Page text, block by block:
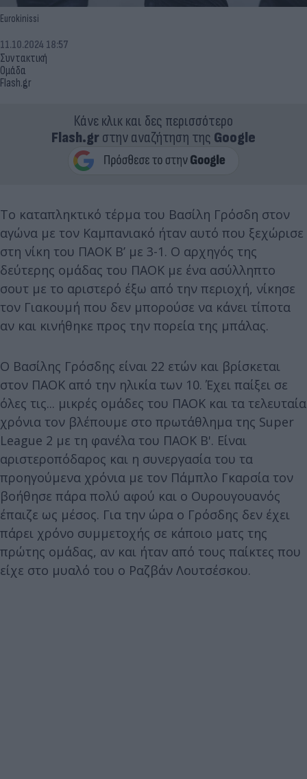
Eurokinissi
Συντακτική
Ομάδα
Flash.gr
11.10.2024 18:57
Κάνε κλικ και δες περισσότερο
Flash.grστην αναζήτηση της Google
Το καταπληκτικό τέρμα του Βασίλη Γρόσδη στον
αγώνα με τον Καμπανιακό ήταν αυτό που ξεχώρισε
στη νίκη του ΠΑΟΚ Β’ με 3-1. Ο αρχηγός της
δεύτερης ομάδας του ΠΑΟΚ με ένα ασύλληπτο
σουτ με το αριστερό έξω από την περιοχή, νίκησε
τον Γιακουμή που δεν μπορούσε να κάνει τίποτα
αν και κινήθηκε προς την πορεία της μπάλας.
Ο Βασίλης Γρόσδης είναι 22 ετών και βρίσκεται
στον ΠΑΟΚ από την ηλικία των 10. Έχει παίξει σε
όλες τις... μικρές ομάδες του ΠΑΟΚ και τα τελευταία
χρόνια τον βλέπουμε στο πρωτάθλημα της Super
League 2 με τη φανέλα του ΠΑΟΚ Β'. Είναι
αριστεροπόδαρος και η συνεργασία του τα
προηγούμενα χρόνια με τον Πάμπλο Γκαρσία τον
βοήθησε πάρα πολύ αφού και ο Ουρουγουανός
έπαιζε ως μέσος. Για την ώρα ο Γρόσδης δεν έχει
πάρει χρόνο συμμετοχής σε κάποιο ματς της
πρώτης ομάδας, αν και ήταν από τους παίκτες που
είχε στο μυαλό του ο Ραζβάν Λουτσέσκου.